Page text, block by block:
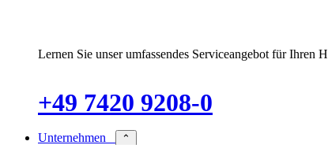
Lernen Sie unser umfassendes Serviceangebot für
+49 7420 9208-0
Unternehmen ⌃